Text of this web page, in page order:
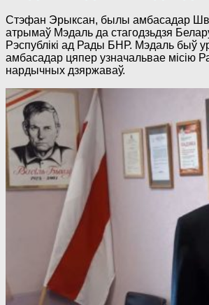
Стэфан Эрыксан, былы амбасадар
атрымаў Мэдаль да стагодзьдзя
Рэспублікі ад Рады БНР. Мэдаль быў
амбасадар цяпер узначальвае місію
нардычных дзяржаваў.